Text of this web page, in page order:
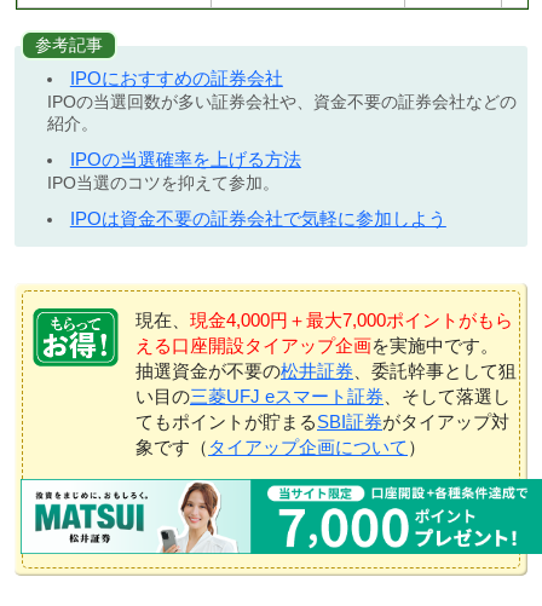
参考記事
IPOにおすすめの証券会社
IPOの当選回数が多い証券会社や、資金不要の証券会社などの
紹介。
IPOの当選確率を上げる方法
IPO当選のコツを抑えて参加。
IPOは資金不要の証券会社で気軽に参加しよう
現在、 現金4,000円＋最大7,000ポイントがもら
える口座開設タイアップ企画を実施中です。
抽選資金が不要の松井証券 、委託幹事として狙
い目の三菱UFJ eスマート証券 、そして落選し
てもポイントが貯まるSBI証券がタイアップ対
象です（ タイアップ企画について ）